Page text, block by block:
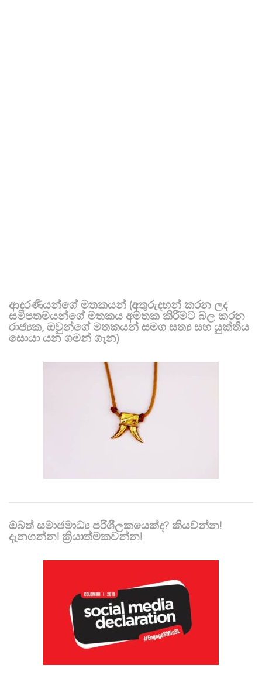
ආදරණීයන්ගේ මතකයන් (අතුරුදහන් කරන ලද
සමීපතමයන්ගේ මතකය අමතක කිරීමට බල කරන
රාජ්‍යක, ඔවුන්ගේ මතකයන් සමග සත්‍ය සහ යුක්තිය
සොයා යන ගමන් ගැන)
ඔබත් සමාජමාධ්‍ය පරිශීලකයෙක්ද? කියවන්න!
දැනගන්න! ක්‍රියාත්මකවන්න!